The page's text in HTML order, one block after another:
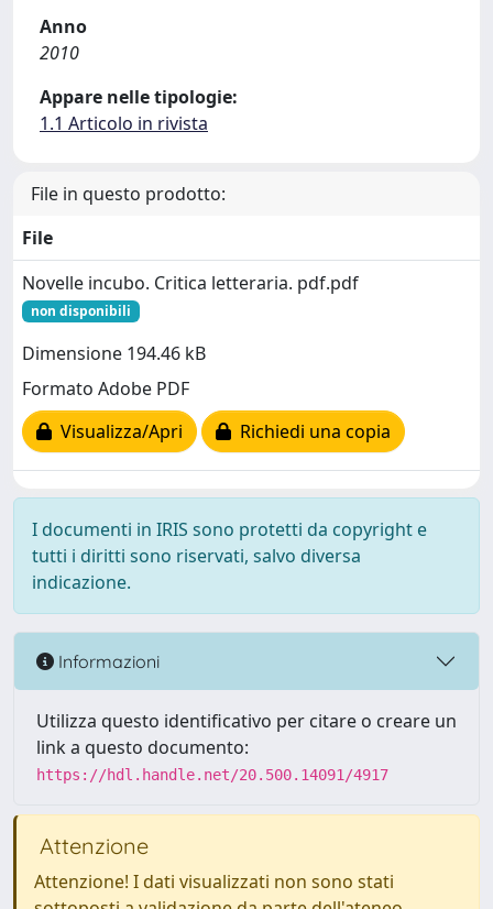
Anno
2010
Appare nelle tipologie:
1.1 Articolo in rivista
File in questo prodotto:
File
Novelle incubo. Critica letteraria. pdf.pdf
non disponibili
Dimensione 194.46 kB
Formato Adobe PDF
Visualizza/Apri
Richiedi una copia
I documenti in IRIS sono protetti da copyright e
tutti i diritti sono riservati, salvo diversa
indicazione.
Informazioni
Utilizza questo identificativo per citare o creare un
link a questo documento:
https://hdl.handle.net/20.500.14091/4917
Attenzione
Attenzione! I dati visualizzati non sono stati